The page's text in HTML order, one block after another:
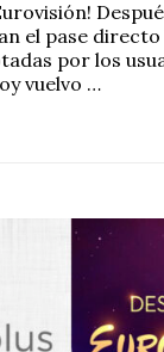
el pase
por los
vuelvo …